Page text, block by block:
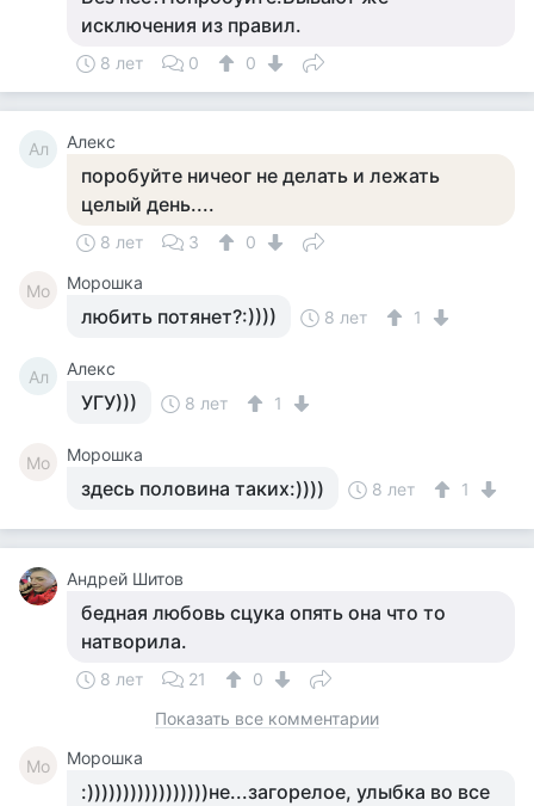
исключения из правил.
8 лет 0 0
Ал Алекс
поробуйте ничеог не делать и лежать
целый день....
8 лет 3 0
Мо Морошка
любить потянет?:)))) 8 лет 1
Ал Алекс
УГУ))) 8 лет 1
Мо Морошка
здесь половина таких:)))) 8 лет 1
Андрей Шитов
бедная любовь сцука опять она что то
натворила.
8 лет 21
0
Показать все комментарии
Мо Морошка
:)))))))))))))))))не...загорелое, улыбка во все